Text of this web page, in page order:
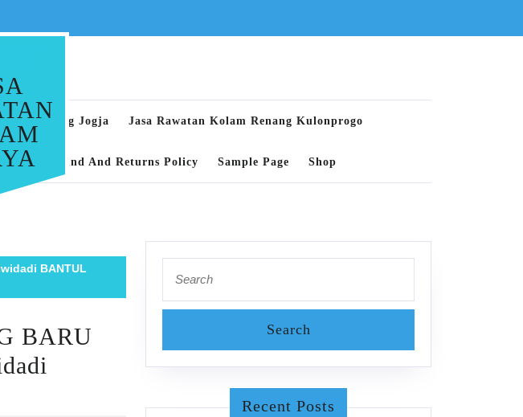
Renang Jogja Jasa Rawatan Kolam Renang Kulonprogo
Refund And Returns Policy Sample Page Shop
BANTUL
BARU
for:
Recent Posts